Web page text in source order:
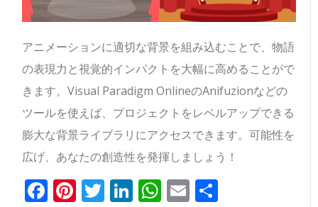
アニメーションに適切な背景を組み込むことで、物語
の表現力と視覚的インパクトを大幅に高めることがで
きます。Visual Paradigm OnlineのAnifuzionなどの
ツールを使えば、プロジェクトをレベルアップできる
膨大な背景ライブラリにアクセスできます。可能性を
広げ、あなたの創造性を発揮しましょう！
Facebook
Pinterest
Twitter
LinkedIn
WhatsApp
Email